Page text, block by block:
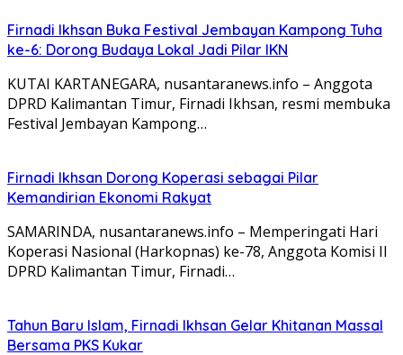
Firnadi Ikhsan Buka Festival Jembayan Kampong Tuha
ke-6: Dorong Budaya Lokal Jadi Pilar IKN
KUTAI KARTANEGARA, nusantaranews.info – Anggota
DPRD Kalimantan Timur, Firnadi Ikhsan, resmi membuka
Festival Jembayan Kampong…
Firnadi Ikhsan Dorong Koperasi sebagai Pilar
Kemandirian Ekonomi Rakyat
SAMARINDA, nusantaranews.info – Memperingati Hari
Koperasi Nasional (Harkopnas) ke-78, Anggota Komisi II
DPRD Kalimantan Timur, Firnadi…
Tahun Baru Islam, Firnadi Ikhsan Gelar Khitanan Massal
Bersama PKS Kukar